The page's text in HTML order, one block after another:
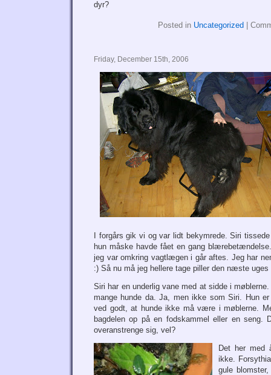
dyr?
Posted in Uncategorized
Friday, December 15th, 2006
I forgårs gik vi og var lidt bekymrede. Siri
hun måske havde fået en gang
jeg var omkring vagtlægen i går aftes. Jeg har
:) Så nu må jeg hellere tage piller den næste uges
Siri har en underlig vane med at sidde i
mange hunde da. Ja, men ikke som Siri. Hun
ved godt, at hunde ikke må være i møblerne.
bagdelen op på en fodskammel eller en seng.
overanstrenge sig, vel?
Det her med
ikke.
gule